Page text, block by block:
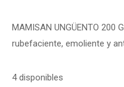
MAMISAN UNGÜENTO 200
rubefaciente, emoliente y
4 disponibles